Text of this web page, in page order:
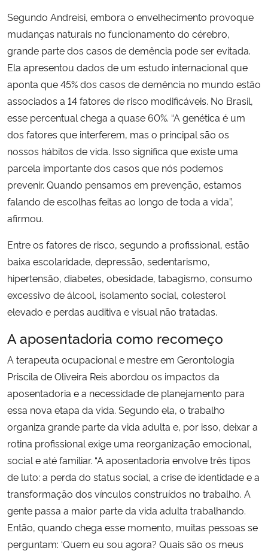
Segundo Andreisi, embora o envelhecimento provoque
mudanças naturais no funcionamento do cérebro,
grande parte dos casos de demência pode ser evitada.
Ela apresentou dados de um estudo internacional que
aponta que 45% dos casos de demência no mundo estão
associados a 14 fatores de risco modificáveis. No Brasil,
esse percentual chega a quase 60%. “A genética é um
dos fatores que interferem, mas o principal são os
nossos hábitos de vida. Isso significa que existe uma
parcela importante dos casos que nós podemos
prevenir. Quando pensamos em prevenção, estamos
falando de escolhas feitas ao longo de toda a vida”,
afirmou.
Entre os fatores de risco, segundo a profissional, estão
baixa escolaridade, depressão, sedentarismo,
hipertensão, diabetes, obesidade, tabagismo, consumo
excessivo de álcool, isolamento social, colesterol
elevado e perdas auditiva e visual não tratadas.
A aposentadoria como recomeço
A terapeuta ocupacional e mestre em Gerontologia
Priscila de Oliveira Reis abordou os impactos da
aposentadoria e a necessidade de planejamento para
essa nova etapa da vida. Segundo ela, o trabalho
organiza grande parte da vida adulta e, por isso, deixar a
rotina profissional exige uma reorganização emocional,
social e até familiar. “A aposentadoria envolve três tipos
de luto: a perda do status social, a crise de identidade e a
transformação dos vínculos construídos no trabalho. A
gente passa a maior parte da vida adulta trabalhando.
Então, quando chega esse momento, muitas pessoas se
perguntam: ‘Quem eu sou agora? Quais são os meus